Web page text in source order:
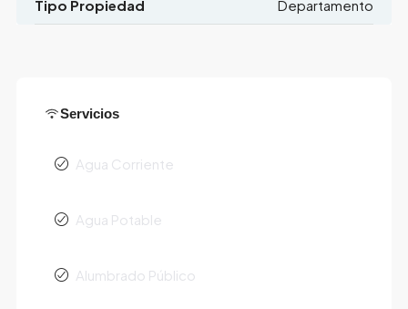
Tipo Propiedad Departamento
Servicios
Agua Corriente
Agua Potable
Alumbrado Público